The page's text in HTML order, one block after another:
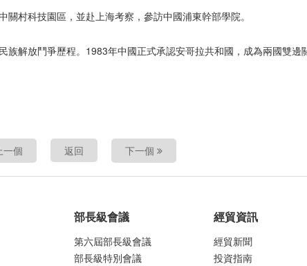
村科技園區，並赴上海考察，參訪中國浦東幹部學院。
解放鬥爭歷程。1983年中國正式承認安哥拉共和國，成為兩國雙邊
一個 返回 下一個
部長級會議
第六屆部長級會議
部長級特別會議
經貿資訊
經貿新聞
投資指南